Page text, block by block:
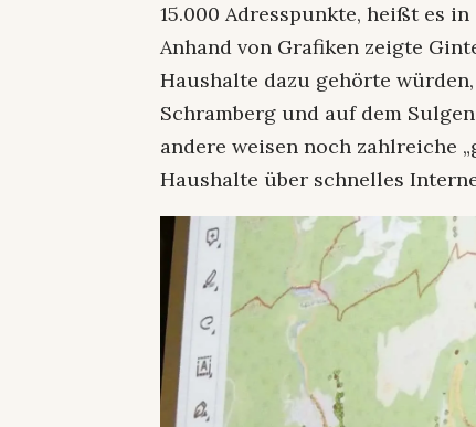
15.000 Adresspunkte, heißt es in
Anhand von Grafiken zeigte
Haushalte dazu gehörte
Schramberg und auf dem
andere weisen noch zahlreiche
Haushalte über schnelles